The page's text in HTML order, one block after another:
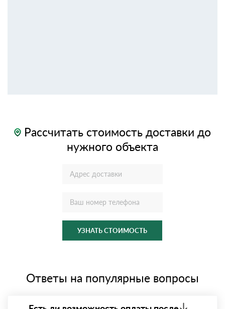
Рассчитать стоимость доставки до
нужного объекта
УЗНАТЬ СТОИМОСТЬ
Ответы на популярные вопросы